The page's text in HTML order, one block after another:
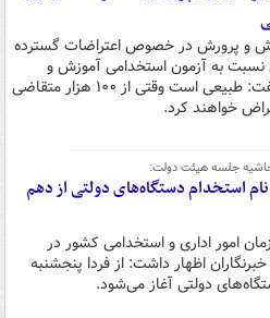
و پرورش در خصوص اعتراضات گسترده
نسبت به آزمون استخدامی آموزش و
پرورش گفت: طبیعی است وقتی از ۱۰۰ هزار متقاضی
حاشیه جلسه هیئت دولت:
استخدام دستگاه‌های دولتی از دهم
امور اداری و استخدامی کشور در
اظهار داشت: از فردا پنجشنبه
دولتی آغاز می‌شود.